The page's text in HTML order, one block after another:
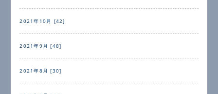
2021年10月 [42]
2021年9月 [48]
2021年8月 [30]